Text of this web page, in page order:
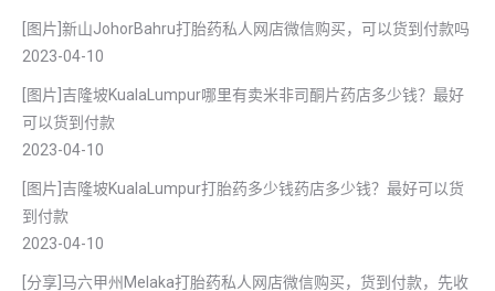
[图片]新山JohorBahru打胎药私人网店微信购买，可以货到付款吗
2023-04-10
[图片]吉隆坡KualaLumpur哪里有卖米非司酮片药店多少钱？最好
可以货到付款
2023-04-10
[图片]吉隆坡KualaLumpur打胎药多少钱药店多少钱？最好可以货
到付款
2023-04-10
[分享]马六甲州Melaka打胎药私人网店微信购买，货到付款，先收